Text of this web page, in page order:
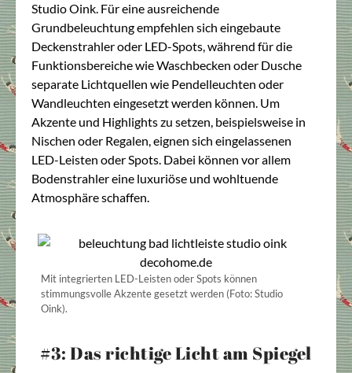
Studio Oink. Für eine ausreichende
Grundbeleuchtung empfehlen sich eingebaute
Deckenstrahler oder LED-Spots, während für die
Funktionsbereiche wie Waschbecken oder Dusche
separate Lichtquellen wie Pendelleuchten oder
Wandleuchten eingesetzt werden können. Um
Akzente und Highlights zu setzen, beispielsweise in
Nischen oder Regalen, eignen sich eingelassenen
LED-Leisten oder Spots. Dabei können vor allem
Bodenstrahler eine luxuriöse und wohltuende
Atmosphäre schaffen.
Mit integrierten LED-Leisten oder Spots können
stimmungsvolle Akzente gesetzt werden (Foto: Studio
Oink).
#3: Das richtige Licht am Spiegel